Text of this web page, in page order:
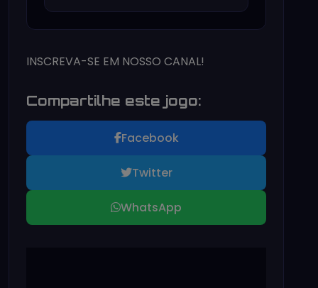
INSCREVA-SE EM NOSSO CANAL!
Compartilhe este jogo:
Facebook
Twitter
WhatsApp